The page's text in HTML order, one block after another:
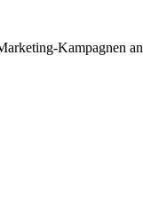
Kampagnen